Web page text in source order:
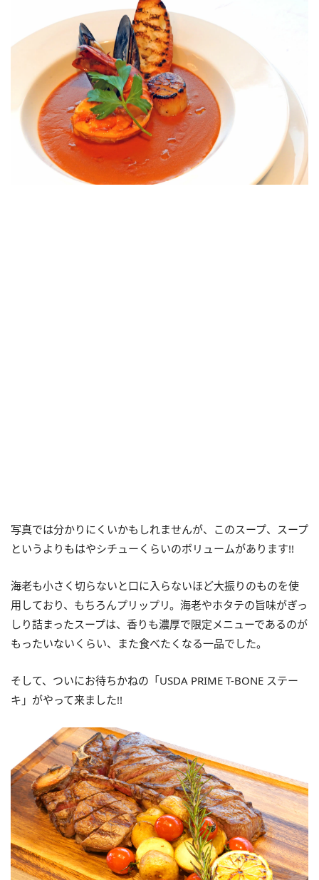
写真では分かりにくいかもしれませんが、このスープ、スープ
というよりもはやシチューくらいのボリュームがあります!!
海老も小さく切らないと口に入らないほど大振りのものを使
用しており、もちろんプリップリ。海老やホタテの旨味がぎっ
しり詰まったスープは、香りも濃厚で限定メニューであるのが
もったいないくらい、また食べたくなる一品でした。
そして、ついにお待ちかねの「USDA PRIME T-BONE ステー
キ」がやって来ました!!